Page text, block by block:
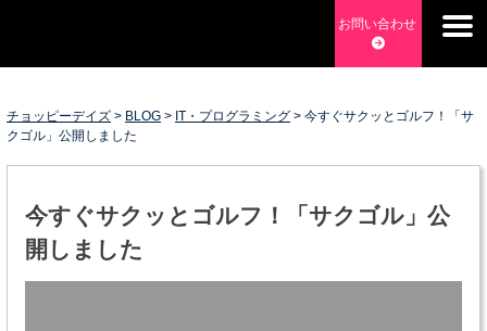
content
ムページ制作・Web開発・アプリ開発・コーチング チョッピ
ーデイズ ChoppyDays
お問い合わせ
チョッピーデイズ > BLOG > IT・プログラミング > 今すぐサクッとゴルフ！「サ
クゴル」公開しました
今すぐサクッとゴルフ！「サクゴル」公
開しました